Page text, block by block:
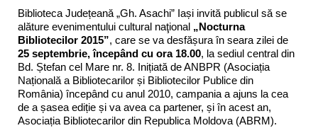
Biblioteca Județeană „Gh. Asachi” Iași invită publicul să se
alăture evenimentului cultural naţional „Nocturna
Bibliotecilor 2015”, care se va desfășura în seara zilei de
25 septembrie, începând cu ora 18.00, la sediul central din
Bd. Ștefan cel Mare nr. 8. Inițiată de ANBPR (Asociația
Națională a Bibliotecarilor și Bibliotecilor Publice din
România) începând cu anul 2010, campania a ajuns la cea
de a șasea ediție și va avea ca partener, și în acest an,
Asociația Bibliotecarilor din Republica Moldova (ABRM).